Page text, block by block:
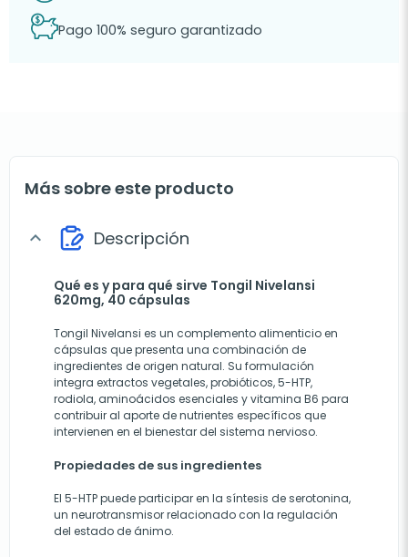
Pago 100% seguro garantizado
Más sobre este producto
expand_more Descripción
Qué es y para qué sirve Tongil Nivelansi
620mg, 40 cápsulas
Tongil Nivelansi es un complemento alimenticio en
cápsulas que presenta una combinación de
ingredientes de origen natural. Su formulación
integra extractos vegetales, probióticos, 5-HTP,
rodiola, aminoácidos esenciales y vitamina B6 para
contribuir al aporte de nutrientes específicos que
intervienen en el bienestar del sistema nervioso.
Propiedades de sus ingredientes
El 5-HTP puede participar en la síntesis de serotonina,
un neurotransmisor relacionado con la regulación
del estado de ánimo.